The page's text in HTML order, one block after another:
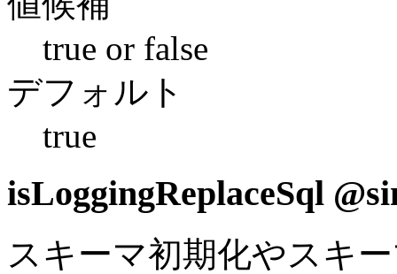
true or false
デフォルト
true
isLoggingReplaceSql
スキーマ初期化やスキー